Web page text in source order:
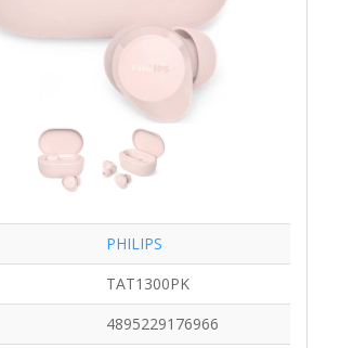
PHILIPS
TAT1300PK
4895229176966